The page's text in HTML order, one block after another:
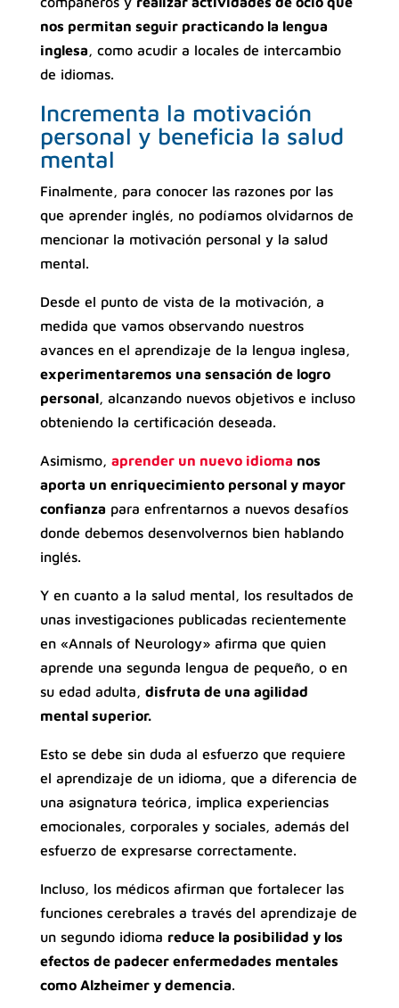
nos permitan seguir practicando la lengua
inglesa, como acudir a locales de intercambio
de idiomas.
Incrementa la motivación
personal y beneficia la salud
mental
Finalmente, para conocer las razones por las
que aprender inglés, no podíamos olvidarnos de
mencionar la motivación personal y la salud
mental.
Desde el punto de vista de la motivación, a
medida que vamos observando nuestros
avances en el aprendizaje de la lengua inglesa,
experimentaremos una sensación de logro
personal, alcanzando nuevos objetivos e incluso
obteniendo la certificación deseada.
Asimismo, aprender un nuevo idioma nos
aporta un enriquecimiento personal y mayor
confianza para enfrentarnos a nuevos desafíos
donde debemos desenvolvernos bien hablando
inglés.
Y en cuanto a la salud mental, los resultados de
unas investigaciones publicadas recientemente
en «Annals of Neurology» afirma que quien
aprende una segunda lengua de pequeño, o en
su edad adulta, disfruta de una agilidad
mental superior.
Esto se debe sin duda al esfuerzo que requiere
el aprendizaje de un idioma, que a diferencia de
una asignatura teórica, implica experiencias
emocionales, corporales y sociales, además del
esfuerzo de expresarse correctamente.
Incluso, los médicos afirman que fortalecer las
funciones cerebrales a través del aprendizaje de
un segundo idioma reduce la posibilidad y los
efectos de padecer enfermedades mentales
como Alzheimer y demencia.